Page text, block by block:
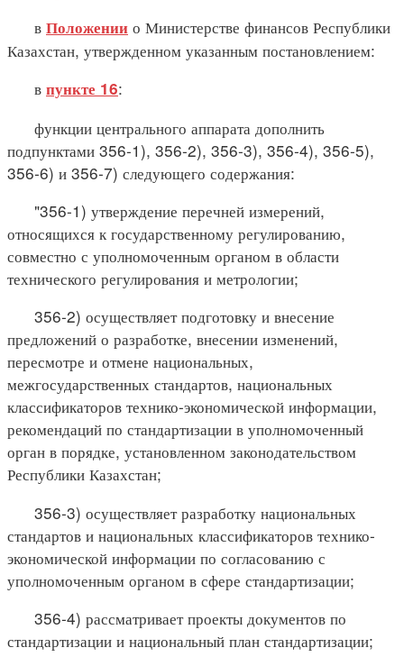
в Положении о Министерстве финансов Республики
Казахстан, утвержденном указанным постановлением:
в пункте 16:
функции центрального аппарата дополнить
подпунктами 356-1), 356-2), 356-3), 356-4), 356-5),
356-6) и 356-7) следующего содержания:
"356-1) утверждение перечней измерений,
относящихся к государственному регулированию,
совместно с уполномоченным органом в области
технического регулирования и метрологии;
356-2) осуществляет подготовку и внесение
предложений о разработке, внесении изменений,
пересмотре и отмене национальных,
межгосударственных стандартов, национальных
классификаторов технико-экономической информации,
рекомендаций по стандартизации в уполномоченный
орган в порядке, установленном законодательством
Республики Казахстан;
356-3) осуществляет разработку национальных
стандартов и национальных классификаторов технико-
экономической информации по согласованию с
уполномоченным органом в сфере стандартизации;
356-4) рассматривает проекты документов по
стандартизации и национальный план стандартизации;